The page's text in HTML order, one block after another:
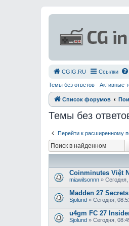
СGIG.RU Ссылки
Темы без ответов Активные
Список форумов
Темы без
Перейти к расширенному
Coinminutes Việt
miawilsonnn »
Madden 27
Sjolund » Сегодня,
u4gm FC 27
Sjolund » Сегодня,